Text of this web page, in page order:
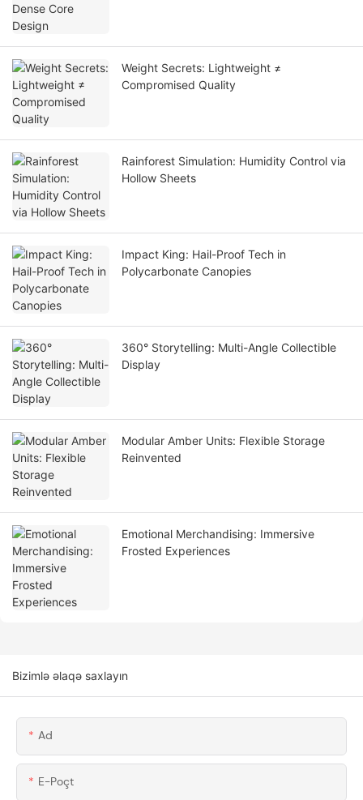
Weight Secrets: Lightweight ≠
Compromised Quality
Rainforest Simulation: Humidity Control via
Hollow Sheets
Impact King: Hail-Proof Tech in
Polycarbonate Canopies
360° Storytelling: Multi-Angle Collectible
Display
Modular Amber Units: Flexible Storage
Reinvented
Emotional Merchandising: Immersive
Frosted Experiences
Bizimlə əlaqə saxlayın
Ad
E-Poçt